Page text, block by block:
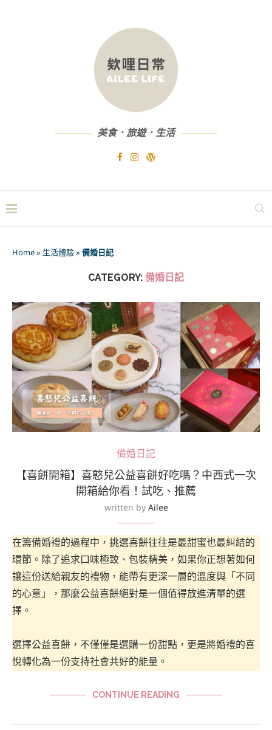
美食．旅遊．生活
Home» 生活體驗» 備婚日記
CATEGORY: 備婚日記
備婚日記
【喜餅開箱】喜憨兒公益喜餅好吃嗎？中西式一次
開箱給你看！試吃、推薦
written by Ailee
在籌備婚禮的過程中，挑選喜餅往往是最甜蜜也最糾結的
環節。除了追求口味極致、包裝精美，如果你正想著如何
讓這份送給親友的禮物，能帶有更深一層的溫度與「不同
的心意」，那麼公益喜餅絕對是一個值得放進清單的選
擇。
選擇公益喜餅，不僅僅是選購一份甜點，更是將婚禮的喜
悅轉化為一份支持社會共好的能量。
CONTINUE READING